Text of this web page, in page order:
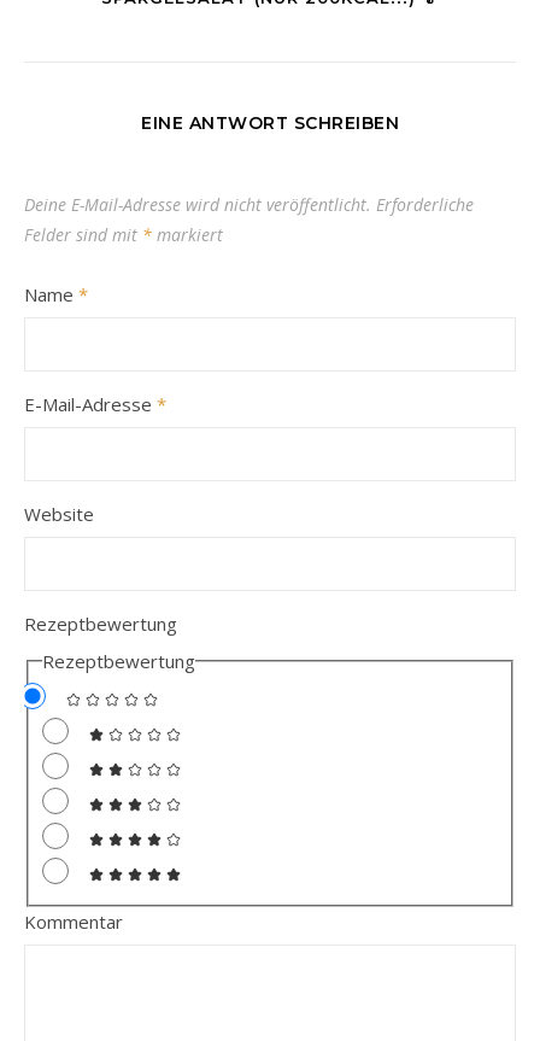
EINE ANTWORT SCHREIBEN
Deine E-Mail-Adresse wird nicht veröffentlicht. Erforderliche
Felder sind mit * markiert
Name *
E-Mail-Adresse *
Website
Rezeptbewertung
Rezeptbewertung
Kommentar